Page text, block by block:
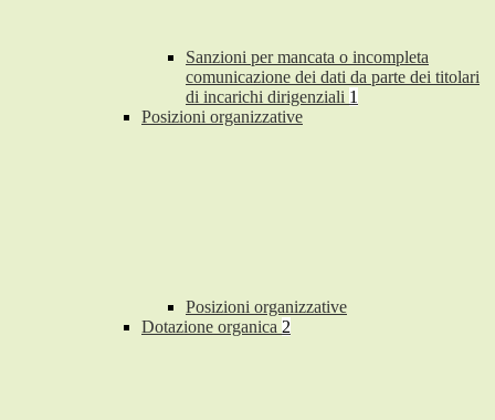
Sanzioni per mancata o incompleta
comunicazione dei dati da parte dei titolari
di incarichi dirigenziali 1
Posizioni organizzative
Posizioni organizzative
Dotazione organica 2